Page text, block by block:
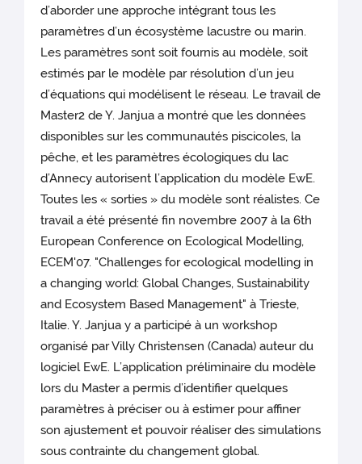
d’aborder une approche intégrant tous les
paramètres d’un écosystème lacustre ou marin.
Les paramètres sont soit fournis au modèle, soit
estimés par le modèle par résolution d’un jeu
d’équations qui modélisent le réseau. Le travail de
Master2 de Y. Janjua a montré que les données
disponibles sur les communautés piscicoles, la
pêche, et les paramètres écologiques du lac
d’Annecy autorisent l’application du modèle EwE.
Toutes les « sorties » du modèle sont réalistes. Ce
travail a été présenté fin novembre 2007 à la 6th
European Conference on Ecological Modelling,
ECEM'07. "Challenges for ecological modelling in
a changing world: Global Changes, Sustainability
and Ecosystem Based Management" à Trieste,
Italie. Y. Janjua y a participé à un workshop
organisé par Villy Christensen (Canada) auteur du
logiciel EwE. L’application préliminaire du modèle
lors du Master a permis d’identifier quelques
paramètres à préciser ou à estimer pour affiner
son ajustement et pouvoir réaliser des simulations
sous contrainte du changement global.